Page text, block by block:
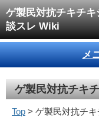
ゲ製民対抗チキチ
談スレ Wiki
メ
ゲ製民対抗チキ
Top > ゲ製民対抗チ